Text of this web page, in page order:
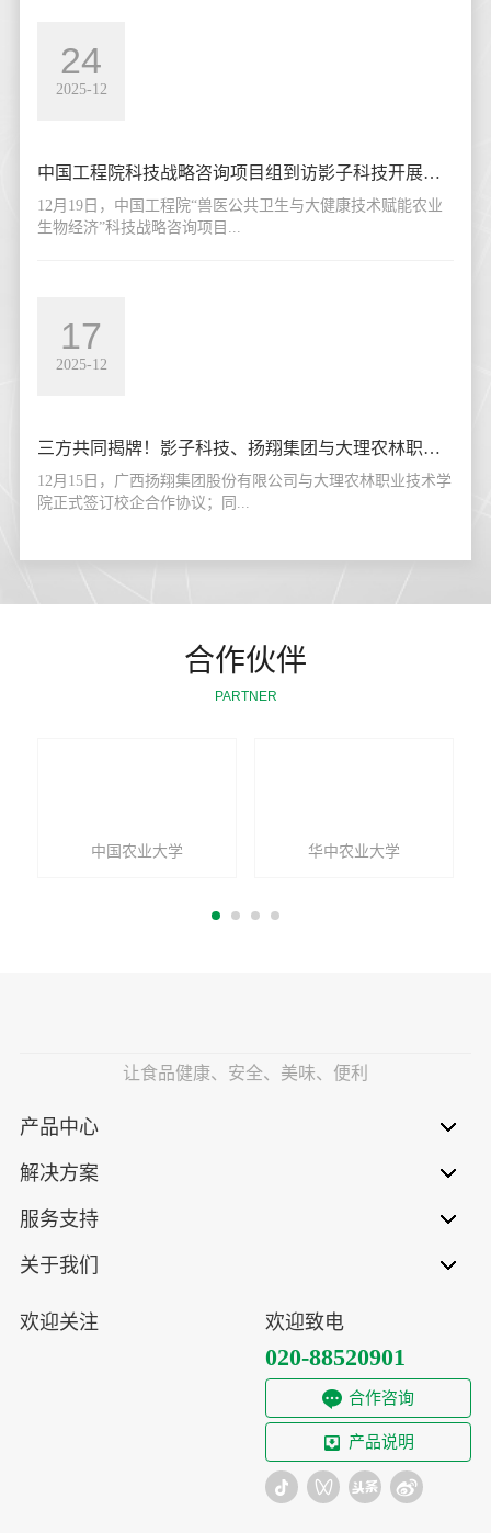
24
2025-12
中国工程院科技战略咨询项目组到访影子科技开展专题调研
12月19日，中国工程院“兽医公共卫生与大健康技术赋能农业
生物经济”科技战略咨询项目...
17
2025-12
三方共同揭牌！影子科技、扬翔集团与大理农林职业技术学院共筑产教融合新阵地
12月15日，广西扬翔集团股份有限公司与大理农林职业技术学
院正式签订校企合作协议；同...
合作伙伴
PARTNER
中国农业大学 华中农业大学
让食品健康、安全、美味、便利
产品中心
解决方案
服务支持
关于我们
欢迎关注 欢迎致电
020-88520901
合作咨询
产品说明